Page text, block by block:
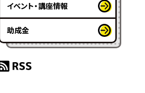
イベント・講座情報
助成金